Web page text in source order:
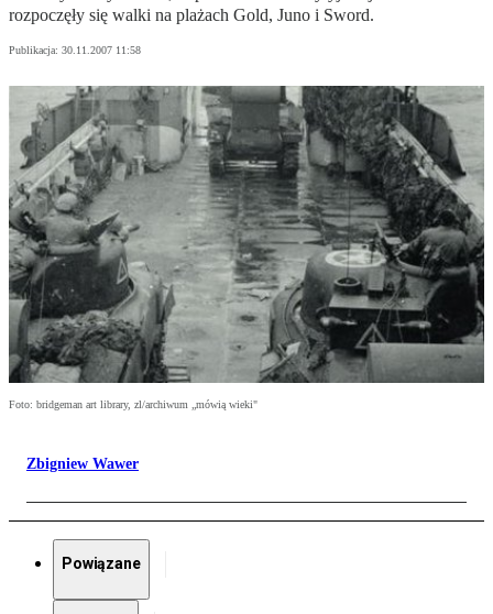
rozpoczęły się walki na plażach Gold, Juno i Sword.
Publikacja: 30.11.2007 11:58
Foto: bridgeman art library, zl/archiwum „mówią wieki"
Zbigniew Wawer
Powiązane